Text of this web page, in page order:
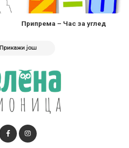
Припрема – Час за углед
Прикажи још